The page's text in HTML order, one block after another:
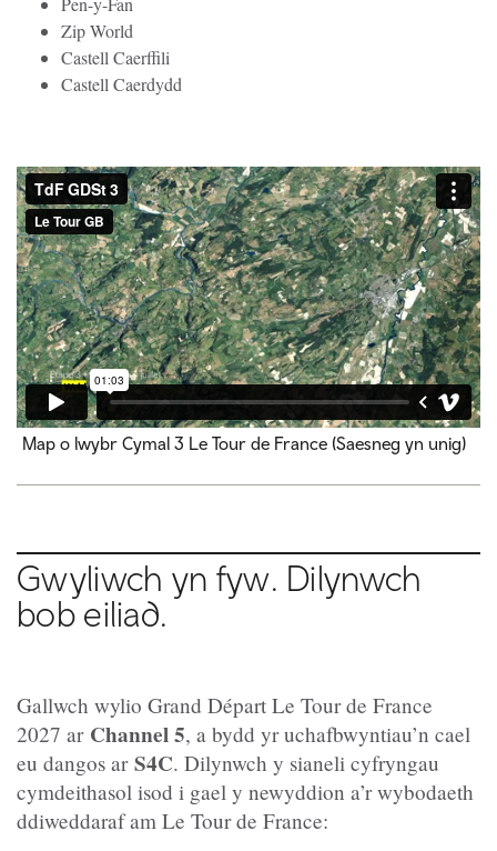
Zip World
Castell Caerffili
Castell Caerdydd
Map o lwybr Cymal 3 Le Tour de France (Saesneg yn unig)
Gwyliwch yn fyw. Dilynwch
bob eiliad.
Gallwch wylio Grand Départ Le Tour de France
2027 ar Channel 5, a bydd yr uchafbwyntiau’n cael
eu dangos ar S4C. Dilynwch y sianeli cyfryngau
cymdeithasol isod i gael y newyddion a’r wybodaeth
ddiweddaraf am Le Tour de France: